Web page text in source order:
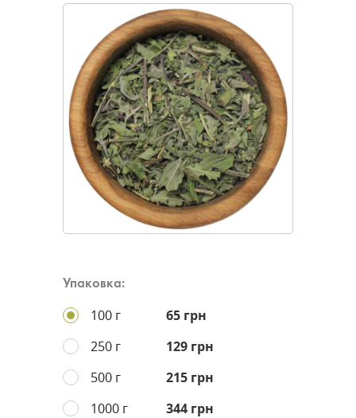
Упаковка:
100 г
65 грн
250 г
129 грн
500 г
215 грн
1000 г
344 грн